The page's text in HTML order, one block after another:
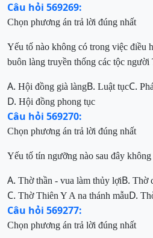
Câu hỏi 569269:
Chọn phương án trả lời đúng nhất
Yếu tố nào không có trong việc điều
buôn làng truyền thống các tộc người
A. Hội đồng già làngB. Luật tụcC.
D. Hội đồng phong tục
Câu hỏi 569270:
Chọn phương án trả lời đúng nhất
Yếu tố tín ngưỡng nào sau đây không
A. Thờ thần - vua làm thủy lợiB. Thờ
C. Thờ Thiên Y A na thánh mẫuD.
Câu hỏi 569277:
Chọn phương án trả lời đúng nhất